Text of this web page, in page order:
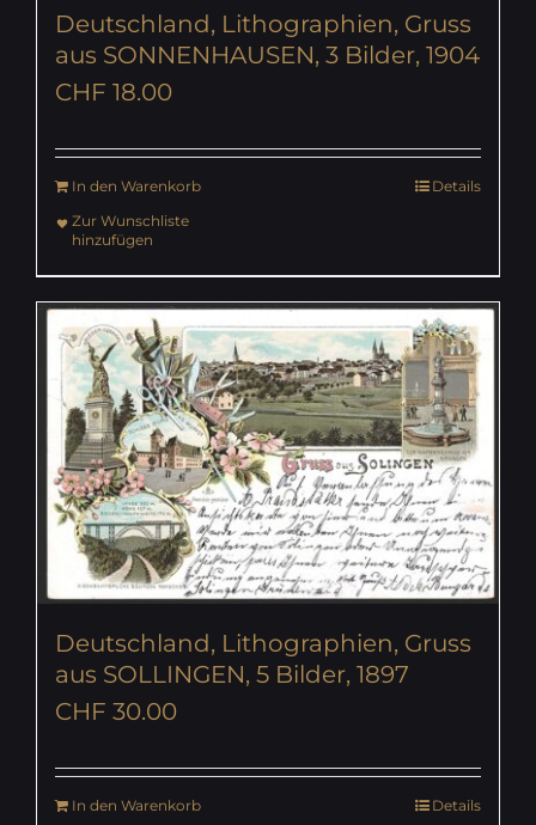
Deutschland, Lithographien, Gruss
aus SONNENHAUSEN, 3 Bilder, 1904
CHF 18.00
In den Warenkorb
Details
Zur Wunschliste
hinzufügen
Deutschland, Lithographien, Gruss
aus SOLLINGEN, 5 Bilder, 1897
CHF 30.00
In den Warenkorb
Details